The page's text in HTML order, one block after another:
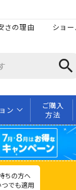
さの理由 ショ
search
ン
ご購入
方法
ちの方へ
でも適用